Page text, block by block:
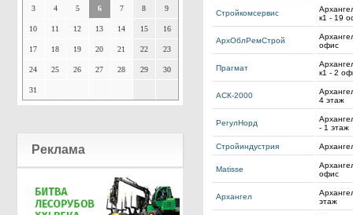
3 4 5 6 7 8 9
10 11 12 13 14 15 16
17 18 19 20 21 22 23
24 25 26 27 28 29 30
31
Реклама
Стройкомсервис
к1 - 19
АрхОблРемСтрой
офис
Прагмат
к1 - 2
АСК-2000
4 этаж
РегулНорд
- 1 этаж
Стройиндустрия
Matisse
офис
Архангел
этаж